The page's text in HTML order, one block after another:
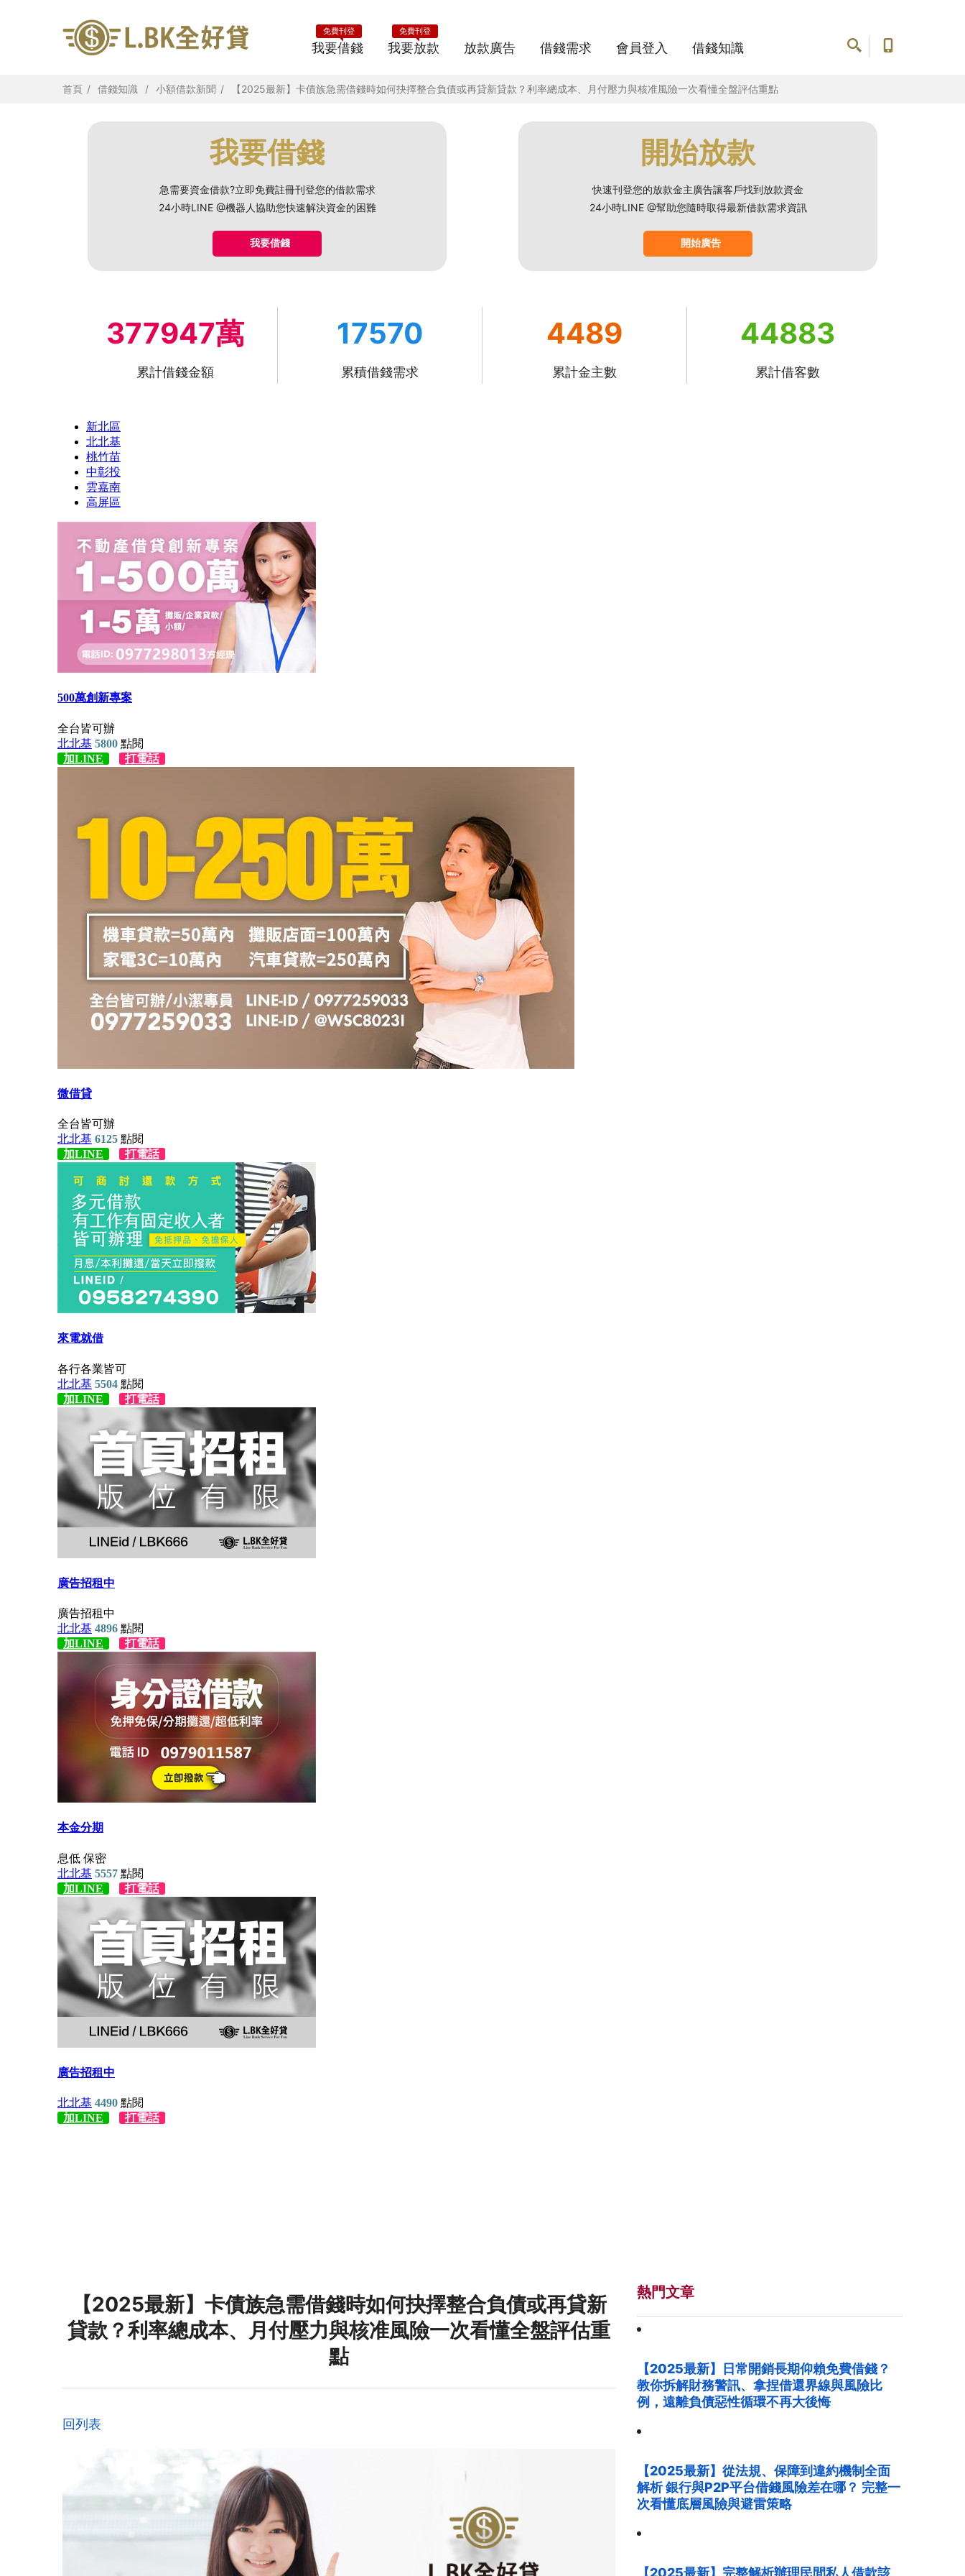
我要借錢
免費刊登
我要放款
免費刊登
放款廣告 借錢需求 會員登入 借錢知識
首頁 借錢知識 小額借款新聞 【2025最新】卡債族急需借錢時如何抉擇整合負債或再貸新貸款？利率總成本、月付壓力與核准風險一次看懂全盤評估重點
我要借錢
急需要資金借款?立即免費註冊刊登您的借款需求
24小時LINE @機器人協助您快速解決資金的困難
我要借錢
開始放款
快速刊登您的放款金主廣告讓客戶找到放款資金
24小時LINE @幫助您隨時取得最新借款需求資訊
開始廣告
377947萬
累計借錢金額
17570
累積借錢需求
4489
累計金主數
44883
累計借客數
【2025最新】卡債族急需借錢時如何抉擇整合負債或再貸新
貸款？利率總成本、月付壓力與核准風險一次看懂全盤評估重
點
回列表
熱門文章
【2025最新】日常開銷長期仰賴免費借錢？
教你拆解財務警訊、拿捏借還界線與風險比
例，遠離負債惡性循環不再大後悔
【2025最新】從法規、保障到違約機制全面
解析 銀行與P2P平台借錢風險差在哪？ 完整一
次看懂底層風險與避雷策略
【2025最新】完整解析辦理民間私人借款該